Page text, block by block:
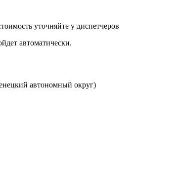
уточняйте у диспетчеров
автоматически.
автономный округ)